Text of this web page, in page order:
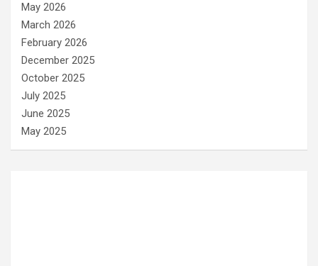
May 2026
March 2026
February 2026
December 2025
October 2025
July 2025
June 2025
May 2025